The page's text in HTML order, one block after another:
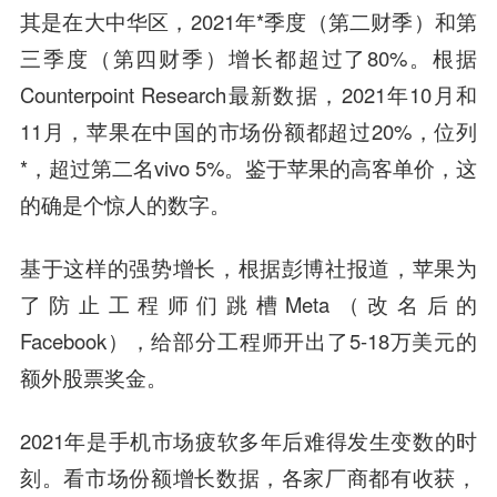
其是在大中华区，2021年*季度（第二财季）和第
三季度（第四财季）增长都超过了80%。根据
Counterpoint Research最新数据，2021年10月和
11月，苹果在中国的市场份额都超过20%，位列
*，超过第二名vivo 5%。鉴于苹果的高客单价，这
的确是个惊人的数字。
基于这样的强势增长，根据彭博社报道，苹果为
了防止工程师们跳槽Meta（改名后的
Facebook），给部分工程师开出了5-18万美元的
额外股票奖金。
2021年是手机市场疲软多年后难得发生变数的时
刻。看市场份额增长数据，各家厂商都有收获，